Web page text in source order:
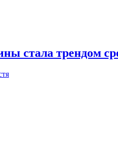
стала трендом